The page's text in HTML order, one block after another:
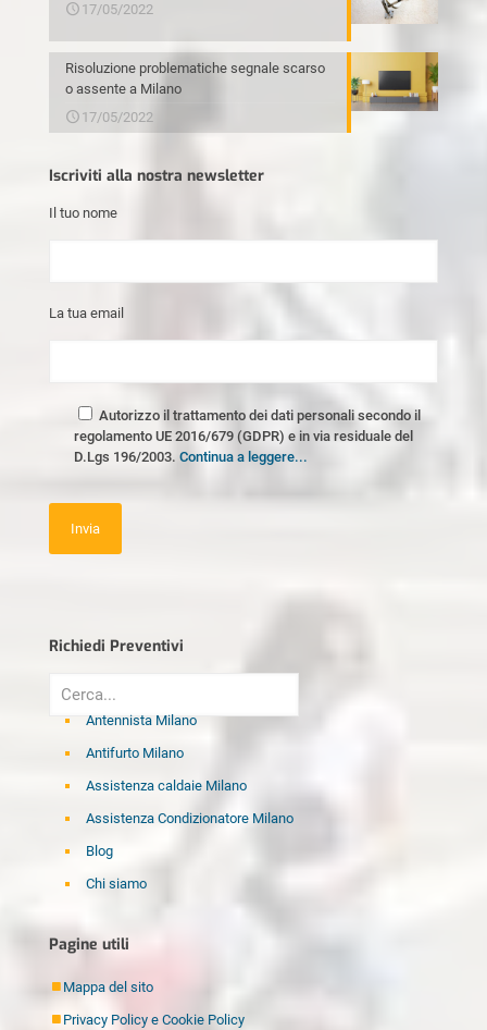
17/05/2022
Risoluzione problematiche segnale scarso
o assente a Milano
17/05/2022
Iscriviti alla nostra newsletter
Il tuo nome
La tua email
Autorizzo il trattamento dei dati personali secondo il
regolamento UE 2016/679 (GDPR) e in via residuale del
D.Lgs 196/2003. Continua a leggere...
Richiedi Preventivi
Antennista Milano
Antifurto Milano
Assistenza caldaie Milano
Assistenza Condizionatore Milano
Blog
Chi siamo
Elettricista Milano
Fabbro Milano
Idraulico Milano
Pagine utili
Mappa del sito
Privacy Policy e Cookie Policy